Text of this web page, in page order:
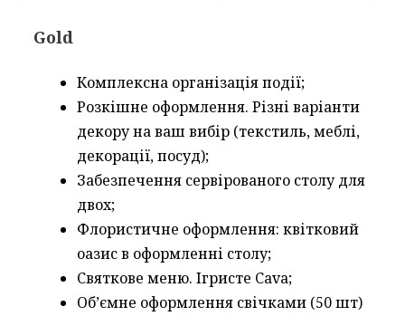
Gold
Комплексна організація події;
Розкішне оформлення. Різні варіанти
декору на ваш вибір (текстиль, меблі,
декорації, посуд);
Забезпечення сервірованого столу для
двох;
Флористичне оформлення: квітковий
оазис в оформленні столу;
Святкове меню. Ігристе Cava;
Об’ємне оформлення свічками (50 шт)